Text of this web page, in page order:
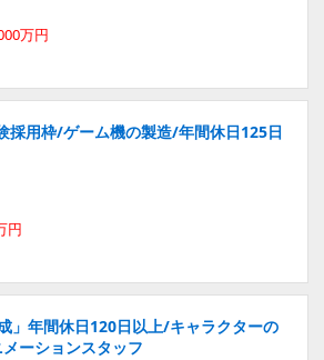
万円
採用枠/ゲーム機の製造/年間休日125日
円
」年間休日120日以上/キャラクターの
ーションスタッフ